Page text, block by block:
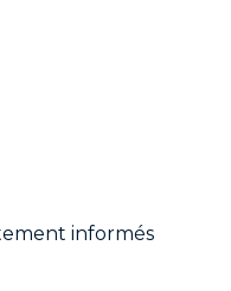
informés